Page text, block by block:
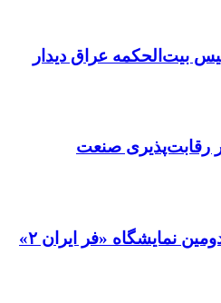
بیت‌الحکمه عراق دیدار
رقابت‌پذیری صنعت
تمدید مهلت ثبت‌نام دومین نمایشگاه «فر ایران ۲»